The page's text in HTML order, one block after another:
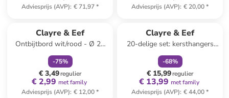
Adviesprijs (AVP): € 71,97* Adviesprijs (AVP): € 20,00*
Clayre & Eef
Ontbijtbord wit/rood - Ø 20
cm
-75%
€ 3,49regulier
€ 2,99 met family
Adviesprijs (AVP): € 12,00*
Clayre & Eef
20-delige set: kersthangers
meerkleurig - (H)4 cm
-68%
€ 15,99regulier
€ 13,99 met family
Adviesprijs (AVP): € 44,00*